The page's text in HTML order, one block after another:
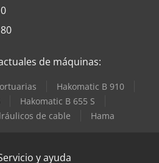
de máquinas:
Hakomatic B 910
Hakomatic B 655 S
de cable
Hama
y ayuda